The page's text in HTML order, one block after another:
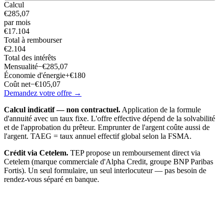
Calcul
€285,07
par mois
€17.104
Total à rembourser
€2.104
Total des intérêts
Mensualité−€285,07
Économie d'énergie+€180
Coût net−€105,07
Demandez votre offre →
Calcul indicatif — non contractuel.Application de la formule
d'annuité avec un taux fixe. L'offre effective dépend de la solvabilité
et de l'approbation du prêteur. Emprunter de l'argent coûte aussi de
l'argent. TAEG = taux annuel effectif global selon la FSMA.
Crédit via Cetelem. TEP propose un remboursement direct via
Cetelem (marque commerciale d'Alpha Credit, groupe BNP Paribas
Fortis). Un seul formulaire, un seul interlocuteur — pas besoin de
rendez-vous séparé en banque.